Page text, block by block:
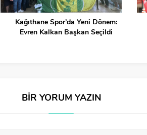
Kağıthane Spor’da Yeni Dönem:
Evren Kalkan Başkan Seçildi
BİR YORUM YAZIN